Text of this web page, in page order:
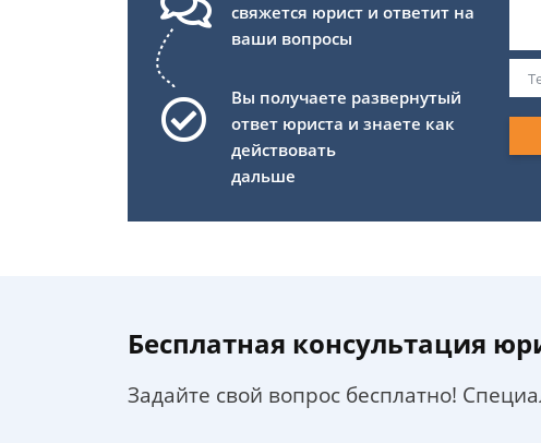
свяжется юрист и ответит на
ваши вопросы
Вы получаете развернутый
ответ юриста и знаете как
действовать
дальше
Бесплатная консультация
Задайте свой вопрос бесплатно!